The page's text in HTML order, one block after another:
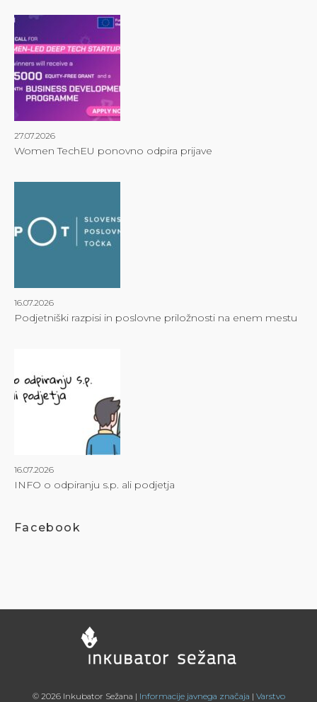
27.07.2026
Women TechEU ponovno odpira prijave
16.07.2026
Podjetniški razpisi in poslovne priložnosti na enem mestu
16.07.2026
INFO o odpiranju s.p. ali podjetja
Facebook
© 2026 Inkubator Sežana | Informacije javnega značaja | Varstvo